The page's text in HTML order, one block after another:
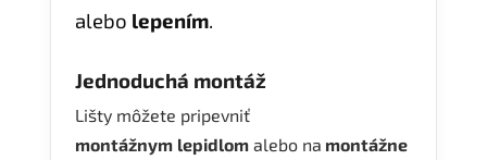
alebo lepením.
Jednoduchá montáž
Lišty môžete pripevniť
montážnym lepidlom alebo na montážne